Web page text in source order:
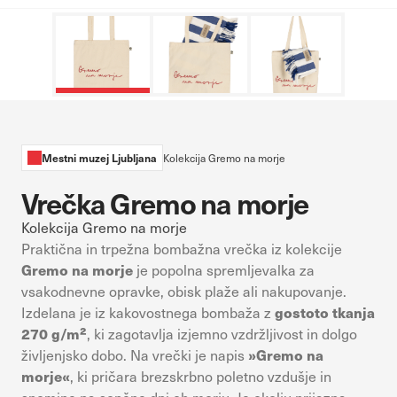
Mestni muzej Ljubljana Kolekcija Gremo na morje
Vrečka Gremo na morje
Kolekcija Gremo na morje
Praktična in trpežna bombažna vrečka iz kolekcije
Gremo na morje je popolna spremljevalka za
vsakodnevne opravke, obisk plaže ali nakupovanje.
Izdelana je iz kakovostnega bombaža z gostoto tkanja
270 g/m², ki zagotavlja izjemno vzdržljivost in dolgo
življenjsko dobo. Na vrečki je napis »Gremo na
morje«, ki pričara brezskrbno poletno vzdušje in
sistemih ni mogoče izklopiti. Običajno so nastavljeni samo kot
odziv na vaša dejanja, ki vodijo do storitvenih zahtev, na primer
nastavitev zasebnosti, prijava ali izpolnjevanje obrazcev. Na voljo
imate nastavitev, da brskalnik blokira te piškotke ali vas opozori
na njih. V tem primeru nekateri deli spletnega mesta ne bodo
Piškotki za učinkovitost delovanja
in izboljšamo učinkovitost delovanja našega spletnega mesta. Z
njimi prepoznamo, katera mesta so najbolj in najmanj priljubljena,
in opazujemo, kako se obiskovalci pomikajo po spletnem mestu.
Podatki, ki jih piškotki zbirajo, so združeni in anonimni. Če
uporabo teh piškotkov zavrnete, ne bomo vedeli, kdaj ste
obiskali naše spletno mesto.
Piškotki za ciljno usmerjenost
Te piškotke nastavijo naši oglaševalski partnerji. Partnerska
oglaševalska podjetja jih lahko uporabljajo za izdelavo profila